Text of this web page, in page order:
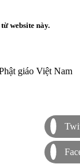
website này.
giáo Việt Nam